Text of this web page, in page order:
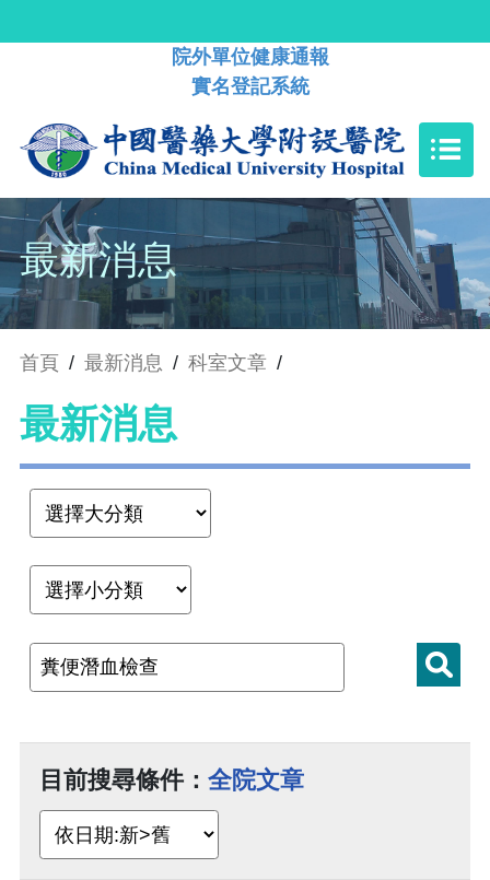
院外單位健康通報
實名登記系統
最新消息
首頁 / 最新消息 / 科室文章 /
最新消息
目前搜尋條件： 全院文章